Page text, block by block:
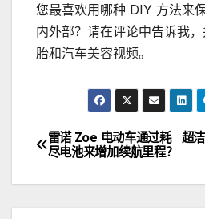
您最喜欢用哪种 DIY 方法来
内外部？请在评论中告诉我
胎和汽车美容视频。
文
章
超
雷诺 Zoe 电动车通过耗
尽电池来增加续航里程？